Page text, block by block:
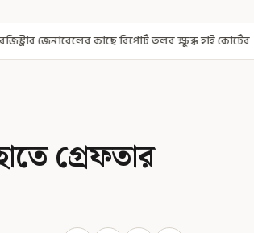
তলব ক্ষুব্ধ হাই কোর্টের থেঁতলানো মাথা-
গ্রেফতার